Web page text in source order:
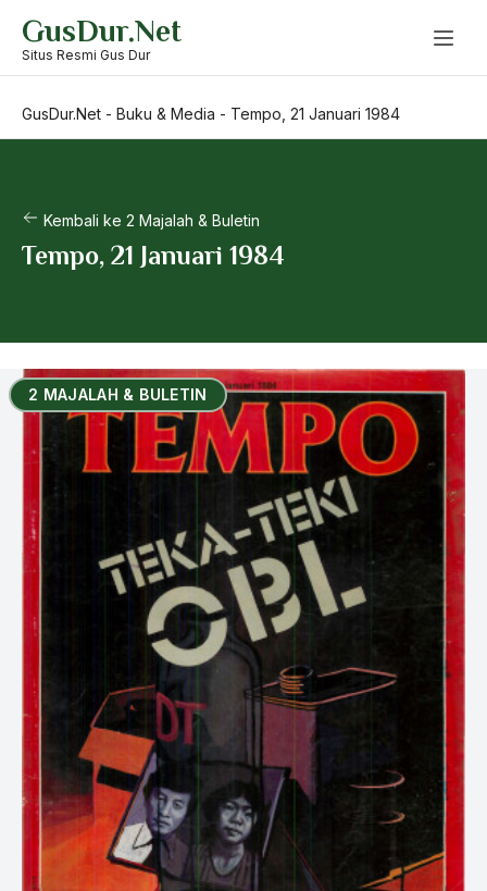
content
GusDur.Net
Situs Resmi Gus Dur
GusDur.Net - Buku & Media - Tempo, 21 Januari 1984
Kembali ke 2 Majalah & Buletin
Tempo, 21 Januari 1984
2 MAJALAH & BULETIN